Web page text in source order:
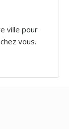
ville pour
vous.